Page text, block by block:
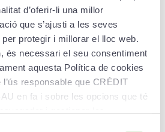
d’oferir-li una millor
que s’ajusti a les seves
protegir i millorar el lloc web.
és necessari el seu consentiment
aquesta Política de cookies
responsable que CRÈDIT
en fa i sobre les opcions que té
Estudiante
Dinámico está
personas que desean
de sus hijos, nietos o
progresiva para obtener el